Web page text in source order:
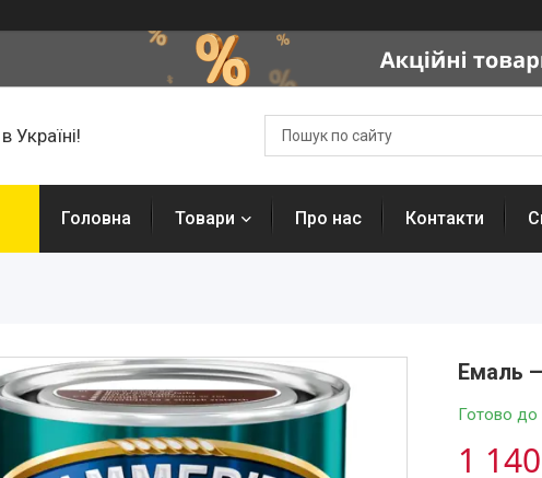
Україні!
Головна Товари Про нас Контакти
Емаль
Готово до
1